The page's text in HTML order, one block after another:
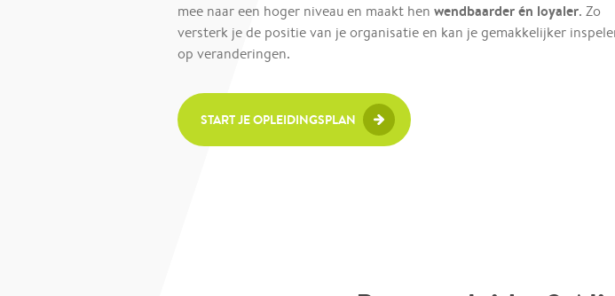
mee naar een hoger niveau en maakt hen wendbaarder én loyaler. Zo
versterk je de positie van je organisatie en kan je gemakkelijker
op veranderingen.
START JE OPLEIDINGSPLAN